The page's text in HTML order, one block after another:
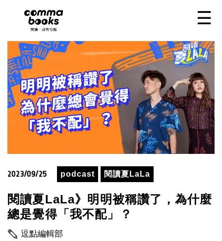
☰
2023/09/25 podcast 閱讀夏LaLa
閱讀夏LaLa》明明被稱讚了，為什麼
總是覺得「我不配」？
逗點編輯部